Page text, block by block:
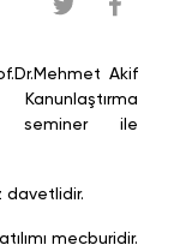
Akif
seminer ile
davetlidir.
mecburidir.